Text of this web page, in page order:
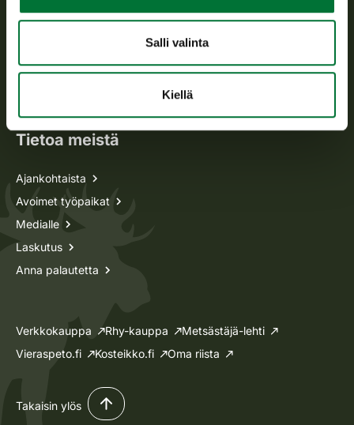
Salli valinta
Kiellä
Oma riista -asiat
Tietoa meistä
Ajankohtaista
Avoimet työpaikat
Medialle
Laskutus
Anna palautetta
Verkkokauppa Rhy-kauppa
Metsästäjä-lehti
Vieraspeto.fi
Kosteikko.fi Oma riista
Takaisin ylös